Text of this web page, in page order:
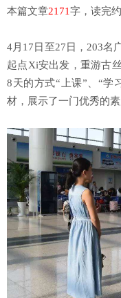
本篇文章2171字，读完约
4月17日至27日，203名
起点Xi安出发，重游古
8天的方式“上课”、“学
材，展示了一门优秀的素